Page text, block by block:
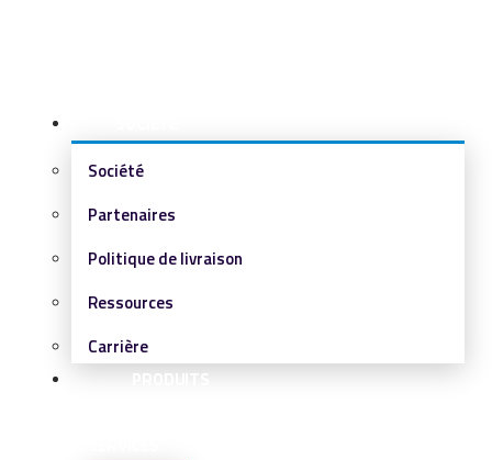
Société
Partenaires
Politique de livraison
Ressources
Carrière
PRODUITS